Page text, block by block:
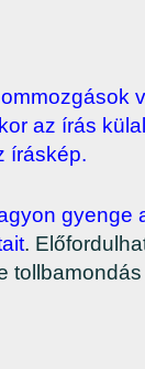
az írás
íráskép.
gyenge
.